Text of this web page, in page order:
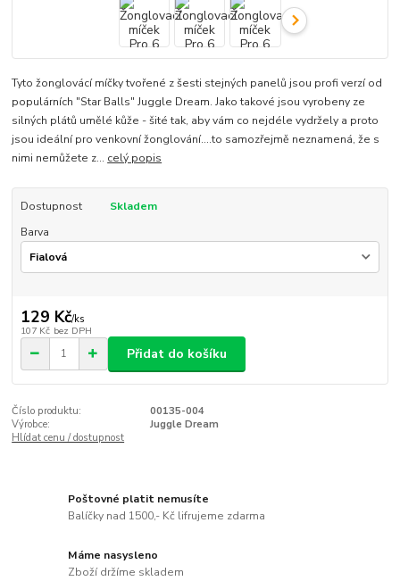
Tyto žonglovácí míčky tvořené z šesti stejných panelů jsou profi verzí od
populárních "Star Balls" Juggle Dream. Jako takové jsou vyrobeny ze
silných plátů umělé kůže - šité tak, aby vám co nejdéle vydržely a proto
jsou ideální pro venkovní žonglování....to samozřejmě neznamená, že s
nimi nemůžete z... celý popis
Dostupnost
Skladem
Barva
129 Kč/ks
107 Kč bez DPH
Přidat do košíku
Číslo produktu:
00135-004
Výrobce:
Juggle Dream
Hlídat cenu / dostupnost
Poštovné platit nemusíte
Balíčky nad 1500,- Kč lifrujeme zdarma
Máme nasysleno
Zboží držíme skladem